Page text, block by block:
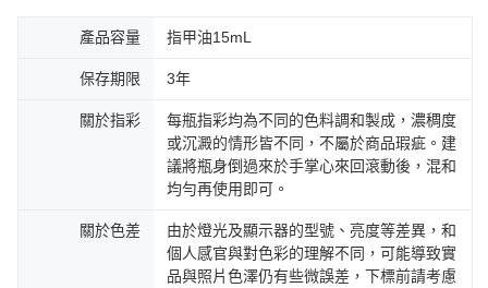
產品容量 指甲油15mL
保存期限 3年
關於指彩
每瓶指彩均為不同的色料調和製成，濃稠度
或沉澱的情形皆不同，不屬於商品瑕疵。建
議將瓶身倒過來於手掌心來回滾動後，混和
均勻再使用即可。
關於色差
由於燈光及顯示器的型號、亮度等差異，和
個人感官與對色彩的理解不同，可能導致實
品與照片色澤仍有些微誤差，下標前請考慮